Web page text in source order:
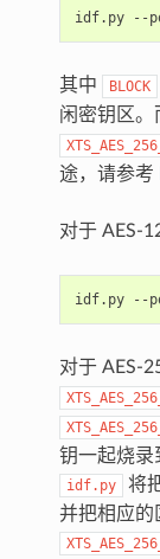
idf.py --
其中 BLOCK
闲密钥区。
途，请参考
对于 AES-
idf.py --
对于 AES-
钥一起烧录
idf.py 将
并把相应的